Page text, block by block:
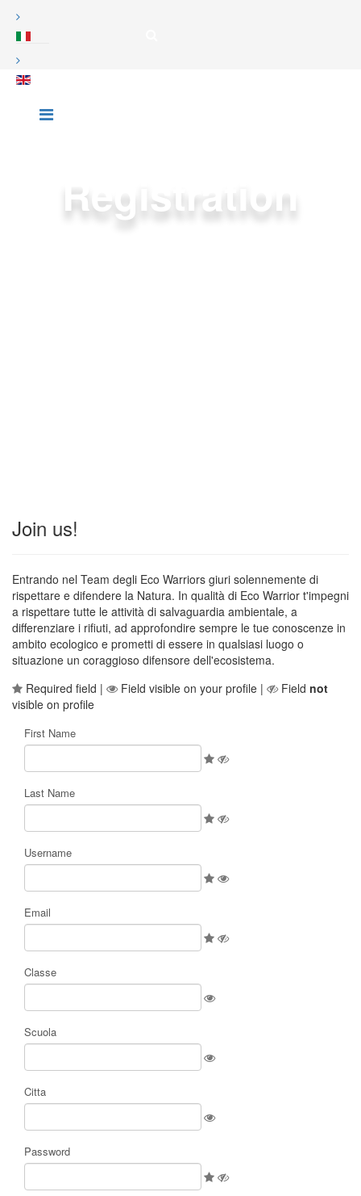
Registration
Join us!
Entrando nel Team degli Eco Warriors giuri solennemente di
rispettare e difendere la Natura. In qualità di Eco Warrior t'impegni
a rispettare tutte le attività di salvaguardia ambientale, a
differenziare i rifiuti, ad approfondire sempre le tue conoscenze in
ambito ecologico e prometti di essere in qualsiasi luogo o
situazione un coraggioso difensore dell'ecosistema.
Required field |
Field visible on your profile | Field not
visible on profile
First Name
Last Name
Username
Email
Classe
Scuola
Citta
Password